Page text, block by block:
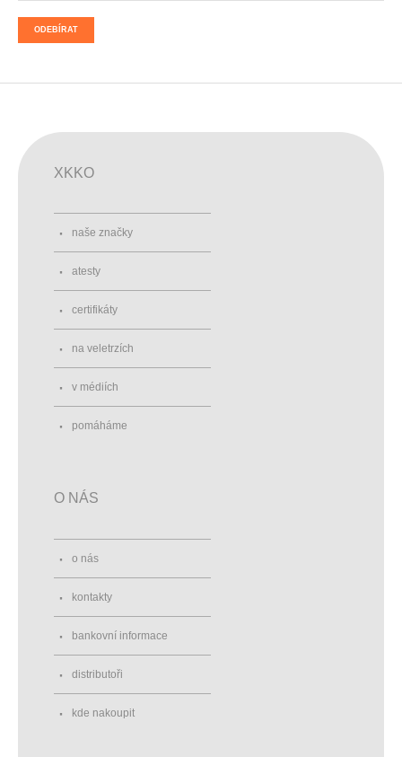
ODEBÍRAT
XKKO
naše značky
atesty
certifikáty
na veletrzích
v médiích
pomáháme
O NÁS
o nás
kontakty
bankovní informace
distributoři
kde nakoupit